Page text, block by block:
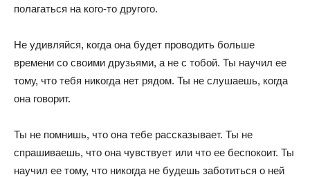
полагаться на кого-то другого.
Не удивляйся, когда она будет проводить больше
времени со своими друзьями, а не с тобой. Ты научил ее
тому, что тебя никогда нет рядом. Ты не слушаешь, когда
она говорит.
Ты не помнишь, что она тебе рассказывает. Ты не
спрашиваешь, что она чувствует или что ее беспокоит. Ты
научил ее тому, что никогда не будешь заботиться о ней